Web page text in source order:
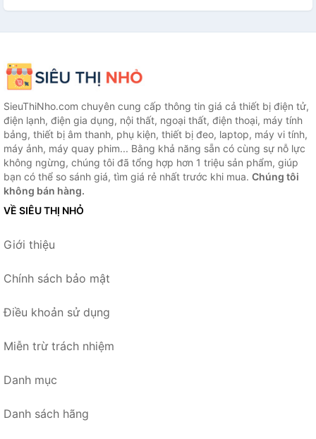
SieuThiNho.com chuyên cung cấp thông tin giá cả thiết bị điện tử,
điện lạnh, điện gia dụng, nội thất, ngoại thất, điện thoại, máy tính
bảng, thiết bị âm thanh, phụ kiện, thiết bị đeo, laptop, máy vi tính,
máy ảnh, máy quay phim... Bằng khả năng sẵn có cùng sự nỗ lực
không ngừng, chúng tôi đã tổng hợp hơn 1 triệu sản phẩm, giúp
bạn có thể so sánh giá, tìm giá rẻ nhất trước khi mua. Chúng tôi
không bán hàng.
VỀ SIÊU THỊ NHỎ
Giới thiệu
Chính sách bảo mật
Điều khoản sử dụng
Miễn trừ trách nhiệm
Danh mục
Danh sách hãng